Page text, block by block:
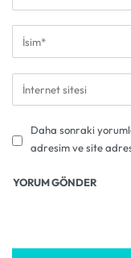
Daha sonraki
adresim ve site